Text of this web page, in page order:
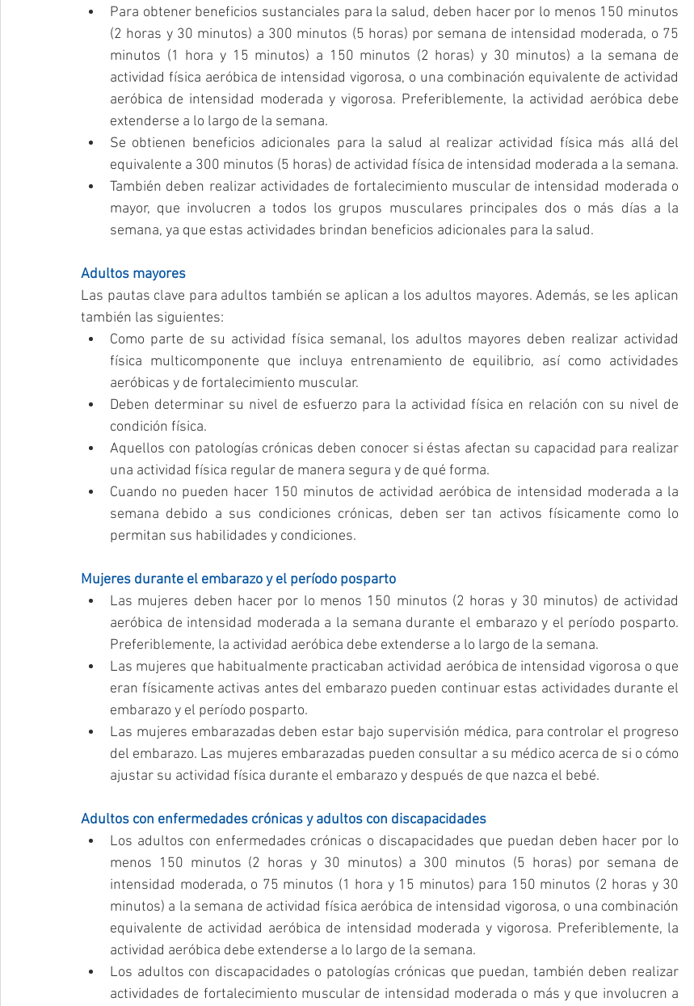
Para obtener beneficios sustanciales para la salud, deben hacer por lo menos 150 minutos
(2 horas y 30 minutos) a 300 minutos (5 horas) por semana de intensidad moderada, o 75
minutos (1 hora y 15 minutos) a 150 minutos (2 horas) y 30 minutos) a la semana de
actividad física aeróbica de intensidad vigorosa, o una combinación equivalente de actividad
aeróbica de intensidad moderada y vigorosa. Preferiblemente, la actividad aeróbica debe
extenderse a lo largo de la semana.
Se obtienen beneficios adicionales para la salud al realizar actividad física más allá del
También deben realizar actividades de fortalecimiento muscular de intensidad moderada o
mayor, que involucren a todos los grupos musculares principales dos o más días a la
semana, ya que estas actividades brindan beneficios adicionales para la salud.
Adultos mayores
Las pautas clave para adultos también se aplican a los adultos mayores. Además, se les aplican
también las siguientes:
Como parte de su actividad física semanal, los adultos mayores deben realizar actividad
física multicomponente que incluya entrenamiento de equilibrio, así como actividades
aeróbicas y de fortalecimiento muscular.
Deben determinar su nivel de esfuerzo para la actividad física en relación con su nivel de
condición física.
Aquellos con patologías crónicas deben conocer si éstas afectan su capacidad para realizar
una actividad física regular de manera segura y de qué forma.
Cuando no pueden hacer 150 minutos de actividad aeróbica de intensidad moderada a la
semana debido a sus condiciones crónicas, deben ser tan activos físicamente como lo
permitan sus habilidades y condiciones.
Mujeres durante el embarazo y el período posparto
Las mujeres deben hacer por lo menos 150 minutos (2 horas y 30 minutos) de actividad
aeróbica de intensidad moderada a la semana durante el embarazo y el período posparto.
Preferiblemente, la actividad aeróbica debe extenderse a lo largo de la semana.
Las mujeres que habitualmente practicaban actividad aeróbica de intensidad vigorosa o que
eran físicamente activas antes del embarazo pueden continuar estas actividades durante el
embarazo y el período posparto.
Las mujeres embarazadas deben estar bajo supervisión médica, para controlar el progreso
del embarazo. Las mujeres embarazadas pueden consultar a su médico acerca de si o cómo
ajustar su actividad física durante el embarazo y después de que nazca el bebé.
Adultos con enfermedades crónicas y adultos con discapacidades
Los adultos con enfermedades crónicas o discapacidades que puedan deben hacer por lo
menos 150 minutos (2 horas y 30 minutos) a 300 minutos (5 horas) por semana de
intensidad moderada, o 75 minutos (1 hora y 15 minutos) para 150 minutos (2 horas y 30
minutos) a la semana de actividad física aeróbica de intensidad vigorosa, o una combinación
equivalente de actividad aeróbica de intensidad moderada y vigorosa. Preferiblemente, la
actividad aeróbica debe extenderse a lo largo de la semana.
Los adultos con discapacidades o patologías crónicas que puedan, también deben realizar
actividades de fortalecimiento muscular de intensidad moderada o más y que involucren a